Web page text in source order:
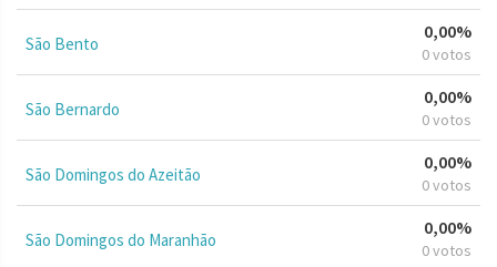
São Bento
0,00%
0 votos
São Bernardo
0,00%
0 votos
São Domingos do Azeitão
0,00%
0 votos
São Domingos do Maranhão
0,00%
0 votos